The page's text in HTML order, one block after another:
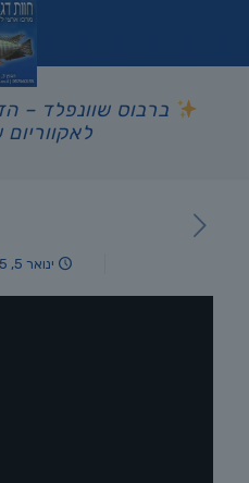
ברבוס שוונפלד –
ינואר 5, 2025